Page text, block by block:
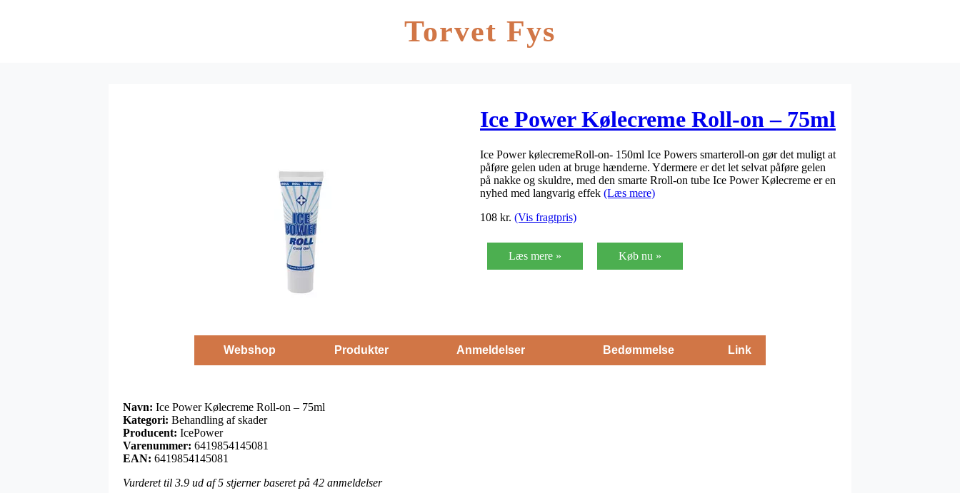
Torvet Fys
Ice Power Kølecreme Roll-on – 75ml
Ice Power kølecremeRoll-on- 150ml Ice Powers smarteroll-on gør det muligt at
påføre gelen uden at bruge hænderne. Ydermere er det let selvat påføre gelen
på nakke og skuldre, med den smarte Rroll-on tube Ice Power Kølecreme er en
nyhed med langvarig effek (Læs mere)
108 kr. (Vis fragtpris)
Læs mere » Køb nu »
Webshop Produkter Anmeldelser Bedømmelse Link
Navn: Ice Power Kølecreme Roll-on – 75ml
Kategori: Behandling af skader
Producent: IcePower
Varenummer: 6419854145081
EAN: 6419854145081
Vurderet til 3.9 ud af 5 stjerner baseret på 42 anmeldelser